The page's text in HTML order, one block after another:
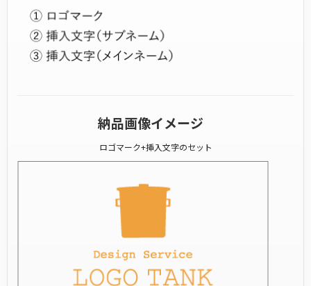
納品画像イメージ
ロゴマーク+挿入文字のセット